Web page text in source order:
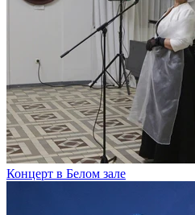
Концерт в Белом зале